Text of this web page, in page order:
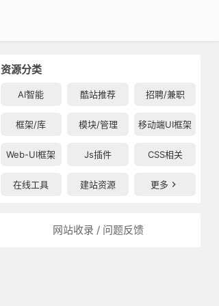
资源分类
AI智能 酷站推荐 招聘/兼职
框架/库 模块/管理 移动端UI框架
Web-UI框架 Js插件 CSS相关
在线工具 建站资源 更多
网站收录 / 问题反馈